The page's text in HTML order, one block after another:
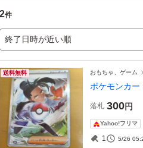
2件
終了日時が近い順
送料無料 おもちゃ、ゲーム
ポケモンカ
落札 300円
Yahoo!フリマ
1 5/26